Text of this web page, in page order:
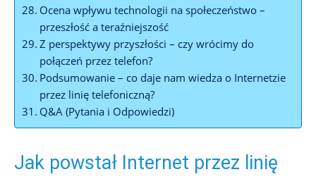
Ocena wpływu technologii na społeczeństwo –
przeszłość a teraźniejszość
Z perspektywy przyszłości – czy wrócimy do
połączeń przez telefon?
Podsumowanie – co daje nam wiedza o Internetzie
przez linię telefoniczną?
Q&A (Pytania i Odpowiedzi)
Jak powstał Internet przez linię